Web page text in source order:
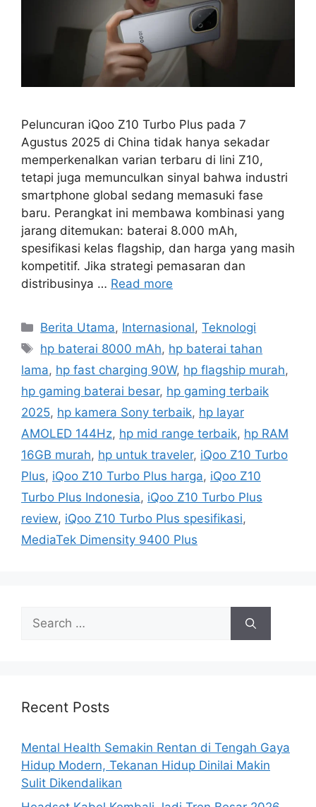
Peluncuran iQoo Z10 Turbo Plus pada 7
Agustus 2025 di China tidak hanya sekadar
memperkenalkan varian terbaru di lini Z10,
tetapi juga memunculkan sinyal bahwa industri
smartphone global sedang memasuki fase
baru. Perangkat ini membawa kombinasi yang
jarang ditemukan: baterai 8.000 mAh,
spesifikasi kelas flagship, dan harga yang masih
kompetitif. Jika strategi pemasaran dan
distribusinya … Read more
C
a
e
g
o
r
i
s
Berita Utama, Internasional,Teknologi
T
a
s
hp baterai 8000 mAh, hp baterai tahan
lama, hp fast charging 90W, hp flagship murah,
hp gaming baterai besar, hp gaming terbaik
2025, hp kamera Sony terbaik, hp layar
AMOLED 144Hz, hp mid range terbaik, hp RAM
16GB murah, hp untuk traveler, iQoo Z10 Turbo
Plus, iQoo Z10 Turbo Plus harga, iQoo Z10
Turbo Plus Indonesia, iQoo Z10 Turbo Plus
review, iQoo Z10 Turbo Plus spesifikasi,
MediaTek Dimensity 9400 Plus
h
r
:
Recent Posts
Mental Health Semakin Rentan di Tengah Gaya
Hidup Modern, Tekanan Hidup Dinilai Makin
Sulit Dikendalikan